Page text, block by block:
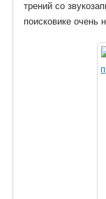
трений со
поисковике очень